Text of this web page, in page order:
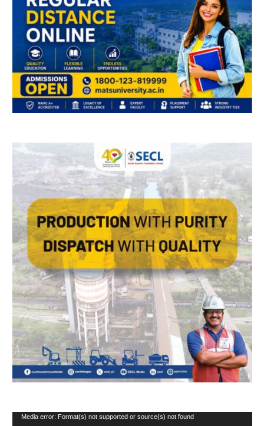
Video
Media error: Format(s) not supported or source(s) not found